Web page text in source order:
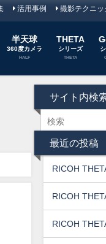
活用事例 撮影テクニッ
半天球
360度カメラ
HALF
THETA
シリーズ
THETA
サイト内検
最近の投稿
RICOH
RICOH
RICOH